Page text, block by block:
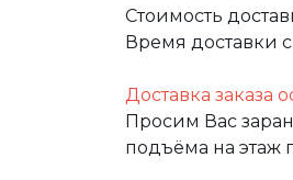
Стоимость
Время доставки
Доставка заказа
Просим Вас
подъёма на этаж